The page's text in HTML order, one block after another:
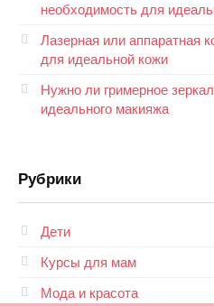
необходимость для
Лазерная или аппаратная
для идеальной кожи
Нужно ли гримерное
идеального макияжа
Рубрики
Дети
Курсы для мам
Мода и красота